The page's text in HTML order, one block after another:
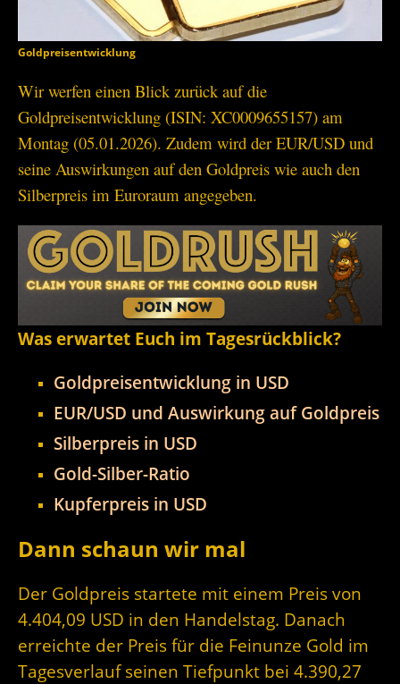
Goldpreisentwicklung
Wir werfen einen Blick zurück auf die
Goldpreisentwicklung (ISIN: XC0009655157) am
Montag (05.01.2026). Zudem wird der EUR/USD und
seine Auswirkungen auf den Goldpreis wie auch den
Silberpreis im Euroraum angegeben.
Was erwartet Euch im Tagesrückblick?
Goldpreisentwicklung in USD
EUR/USD und Auswirkung auf Goldpreis
Silberpreis in USD
Gold-Silber-Ratio
Kupferpreis in USD
Dann schaun wir mal
Der Goldpreis startete mit einem Preis von
4.404,09 USD in den Handelstag. Danach
erreichte der Preis für die Feinunze Gold im
Tagesverlauf seinen Tiefpunkt bei 4.390,27